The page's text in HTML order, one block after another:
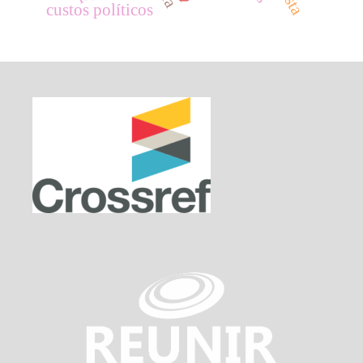
custos políticos